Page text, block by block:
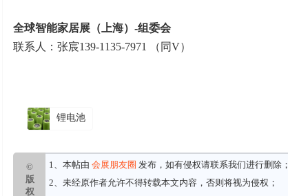
全球智能家居展（上海）-组委会
联系人：张宸139-1135-7971 （同V）
锂电池
©
版
权
1、本帖由 会展朋友圈 发布，如有侵权请联系我们进行删除；
2、未经原作者允许不得转载本文内容，否则将视为侵权；